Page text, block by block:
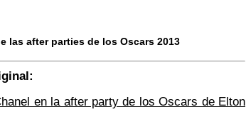
las after parties de los Oscars 2013
en la after party de los Oscars de Elton